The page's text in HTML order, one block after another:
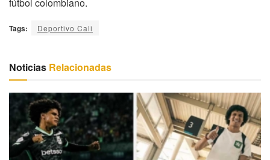
Tags: Deportivo Cali
Noticias Relacionadas